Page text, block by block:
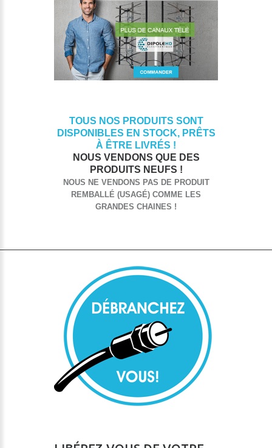
TOUS NOS PRODUITS SONT
DISPONIBLES EN STOCK, PRÊTS
À ÊTRE LIVRÉS !
NOUS VENDONS QUE DES
PRODUITS NEUFS !
NOUS NE VENDONS PAS DE PRODUIT
REMBALLÉ (USAGÉ) COMME LES
GRANDES CHAINES !